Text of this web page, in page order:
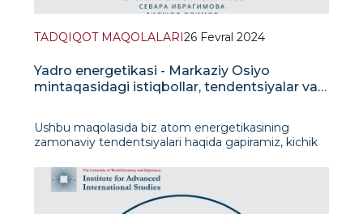
TADQIQOT MAQOLALARI26 Fevral 2024
Yadro energetikasi - Markaziy Osiyo
mintaqasidagi istiqbollar, tendentsiyalar va
Ushbu maqolasida biz atom energetikasining
zamonaviy tendentsiyalari haqida gapiramiz, kichik
Osiyo mamlakatlarida atom energetikasini
rivojlantirish istiqbollarini aniqlaymiz.Butun 20-asr
davomida atom energetikasiga nisbatan jamoatchili